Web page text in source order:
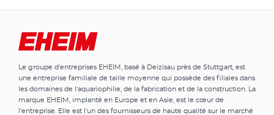
Le groupe d'entreprises EHEIM, basé à Deizisau près de Stuttgart, est
une entreprise familiale de taille moyenne qui possède des filiales dans
les domaines de l'aquariophilie, de la fabrication et de la construction. La
marque EHEIM, implanté en Europe et en Asie, est le cœur de
l'entreprise. Elle est l'un des fournisseurs de haute qualité sur le marché